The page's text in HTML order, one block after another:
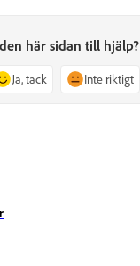
här sidan till hjälp?
Ja, tack Inte riktigt